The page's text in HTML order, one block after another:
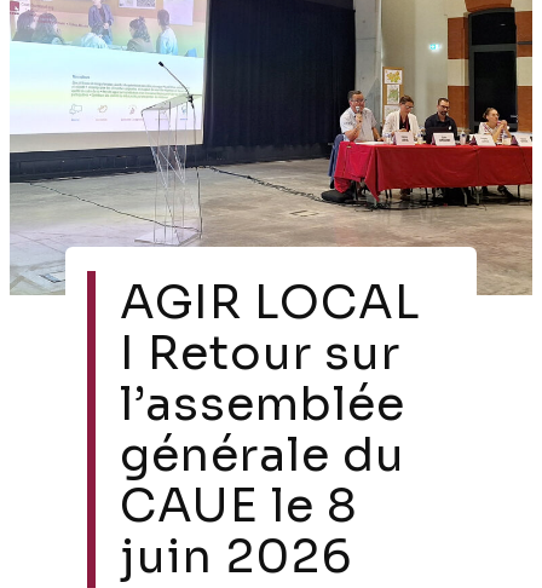
AGIR LOCAL
I Retour sur
l’assemblée
générale du
CAUE le 8
juin 2026